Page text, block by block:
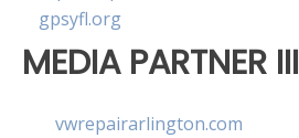
gpsyfl.org
MEDIA PARTNER III
vwrepairarlington.com